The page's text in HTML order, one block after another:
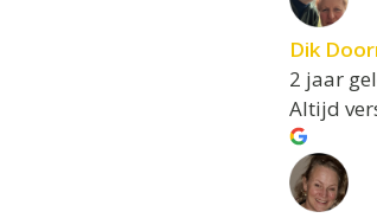
Dik
2 jaar
Altijd